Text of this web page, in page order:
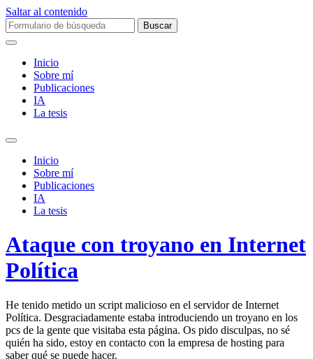
Saltar al contenido
Buscar:
Inicio
Sobre mí­
Publicaciones
IA
La tesis
Alternar
campo
búsqueda
Inicio
Sobre mí­
Publicaciones
IA
La tesis
Ataque con troyano en Internet
Política
He tenido metido un script malicioso en el servidor de Internet
Política. Desgraciadamente estaba introduciendo un troyano en los
pcs de la gente que visitaba esta página. Os pido disculpas, no sé
quién ha sido, estoy en contacto con la empresa de hosting para
saber qué se puede hacer.